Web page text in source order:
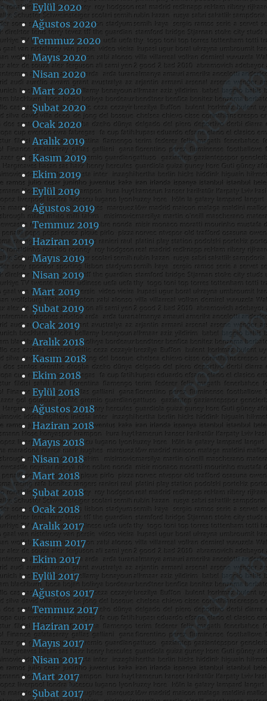
Eylül 2020
Ağustos 2020
Temmuz 2020
Mayıs 2020
Nisan 2020
Mart 2020
Şubat 2020
Ocak 2020
Aralık 2019
Kasım 2019
Ekim 2019
Eylül 2019
Ağustos 2019
Temmuz 2019
Haziran 2019
Mayıs 2019
Nisan 2019
Mart 2019
Şubat 2019
Ocak 2019
Aralık 2018
Kasım 2018
Ekim 2018
Eylül 2018
Ağustos 2018
Haziran 2018
Mayıs 2018
Nisan 2018
Mart 2018
Şubat 2018
Ocak 2018
Aralık 2017
Kasım 2017
Ekim 2017
Eylül 2017
Ağustos 2017
Temmuz 2017
Haziran 2017
Mayıs 2017
Nisan 2017
Mart 2017
Şubat 2017